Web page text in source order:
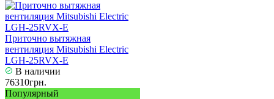
Приточно вытяжная
вентиляция Mitsubishi Electric
LGH-25RVX-E
В наличии
76310грн.
Популярный